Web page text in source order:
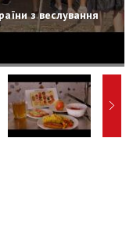
з веслування